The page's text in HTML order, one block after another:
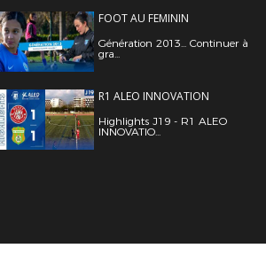
FOOT AU FEMININ
Génération 2013... Continuer à
gra...
R1 ALEO INNOVATION
Highlights J19 - R1 ALEO
INNOVATIO...